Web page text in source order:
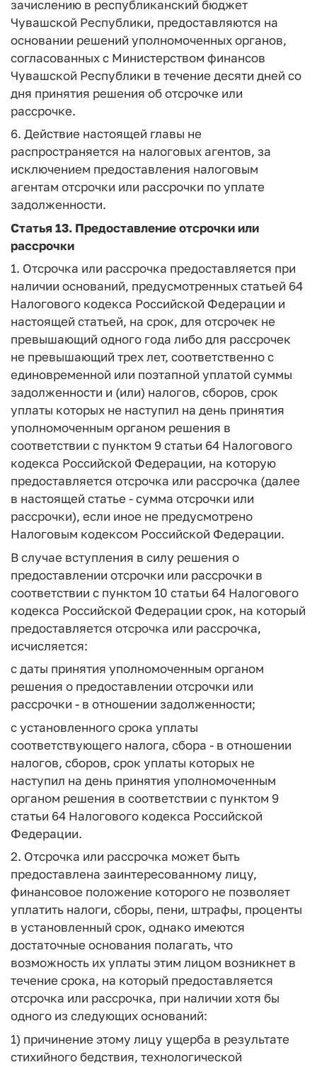
зачислению в республиканский бюджет
Чувашской Республики, предоставляются на
основании решений уполномоченных органов,
согласованных с Министерством финансов
Чувашской Республики в течение десяти дней со
дня принятия решения об отсрочке или
рассрочке.
6. Действие настоящей главы не
распространяется на налоговых агентов, за
исключением предоставления налоговым
агентам отсрочки или рассрочки по уплате
задолженности.
Статья 13. Предоставление отсрочки или
рассрочки
1. Отсрочка или рассрочка предоставляется при
наличии оснований, предусмотренных статьей 64
Налогового кодекса Российской Федерации и
настоящей статьей, на срок, для отсрочек не
превышающий одного года либо для рассрочек
не превышающий трех лет, соответственно с
единовременной или поэтапной уплатой суммы
задолженности и (или) налогов, сборов, срок
уплаты которых не наступил на день принятия
уполномоченным органом решения в
соответствии с пунктом 9 статьи 64 Налогового
кодекса Российской Федерации, на которую
предоставляется отсрочка или рассрочка (далее
в настоящей статье - сумма отсрочки или
рассрочки), если иное не предусмотрено
Налоговым кодексом Российской Федерации.
В случае вступления в силу решения о
предоставлении отсрочки или рассрочки в
соответствии с пунктом 10 статьи 64 Налогового
кодекса Российской Федерации срок, на который
предоставляется отсрочка или рассрочка,
исчисляется:
с даты принятия уполномоченным органом
решения о предоставлении отсрочки или
рассрочки - в отношении задолженности;
с установленного срока уплаты
соответствующего налога, сбора - в отношении
налогов, сборов, срок уплаты которых не
наступил на день принятия уполномоченным
органом решения в соответствии с пунктом 9
статьи 64 Налогового кодекса Российской
Федерации.
2. Отсрочка или рассрочка может быть
предоставлена заинтересованному лицу,
финансовое положение которого не позволяет
уплатить налоги, сборы, пени, штрафы, проценты
в установленный срок, однако имеются
достаточные основания полагать, что
возможность их уплаты этим лицом возникнет в
течение срока, на который предоставляется
отсрочка или рассрочка, при наличии хотя бы
одного из следующих оснований:
1) причинение этому лицу ущерба в результате
стихийного бедствия, технологической